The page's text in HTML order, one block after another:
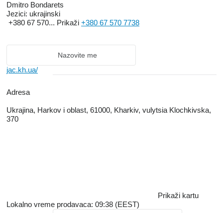
Dmitro Bondarets
Jezici: ukrajinski
+380 67 570... Prikaži +380 67 570 7738
Nazovite me
jac.kh.ua/
Adresa
Ukrajina, Harkov i oblast, 61000, Kharkiv, vulytsia Klochkivska,
370
Prikaži kartu
Lokalno vreme prodavaca: 09:38 (EEST)